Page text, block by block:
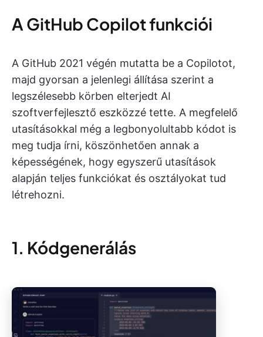
A GitHub Copilot funkciói
A GitHub 2021 végén mutatta be a Copilotot,
majd gyorsan a jelenlegi állítása szerint a
legszélesebb körben elterjedt AI
szoftverfejlesztő eszközzé tette. A megfelelő
utasításokkal még a legbonyolultabb kódot is
meg tudja írni, köszönhetően annak a
képességének, hogy egyszerű utasítások
alapján teljes funkciókat és osztályokat tud
létrehozni.
1. Kódgenerálás